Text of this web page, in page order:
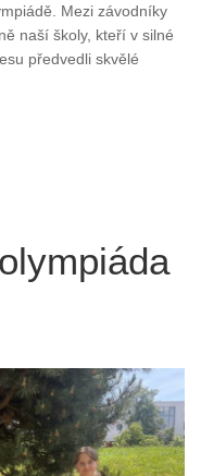
Mezi závodníky
naší školy, kteří v silné
předvedli skvělé